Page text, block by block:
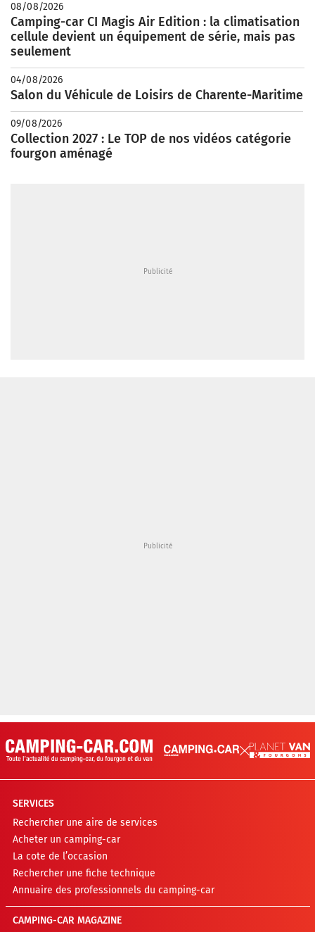
08/08/2026
Camping-car CI Magis Air Edition : la climatisation
cellule devient un équipement de série, mais pas
seulement
04/08/2026
Salon du Véhicule de Loisirs de Charente-Maritime
09/08/2026
Collection 2027 : Le TOP de nos vidéos catégorie
fourgon aménagé
SERVICES
Rechercher une aire de services
Acheter un camping-car
La cote de l’occasion
Rechercher une fiche technique
Annuaire des professionnels du camping-car
CAMPING-CAR MAGAZINE